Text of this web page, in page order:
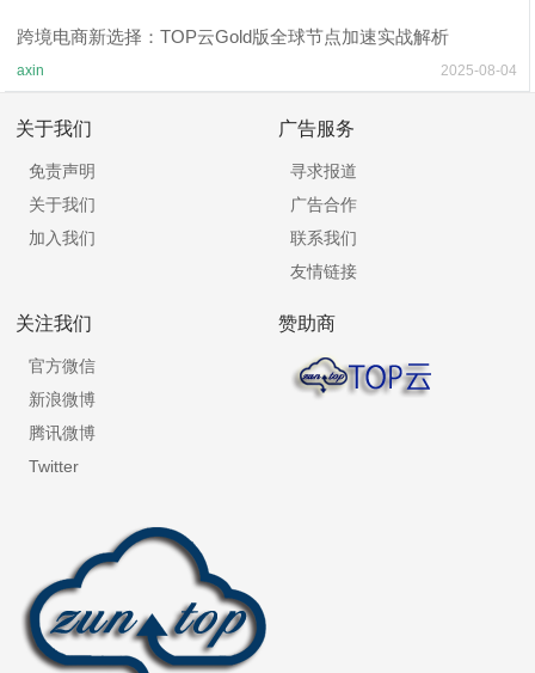
跨境电商新选择：TOP云Gold版全球节点加速实战解析
axin 2025-08-04
关于我们
免责声明
关于我们
加入我们
广告服务
寻求报道
广告合作
联系我们
友情链接
关注我们
官方微信
新浪微博
腾讯微博
Twitter
赞助商